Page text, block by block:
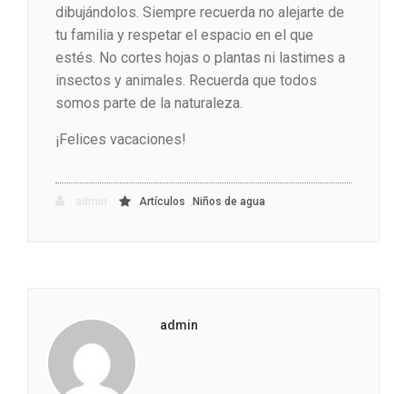
dibujándolos. Siempre recuerda no alejarte de
tu familia y respetar el espacio en el que
estés. No cortes hojas o plantas ni lastimes a
insectos y animales. Recuerda que todos
somos parte de la naturaleza.
¡Felices vacaciones!
Artículos Niños de agua
admin